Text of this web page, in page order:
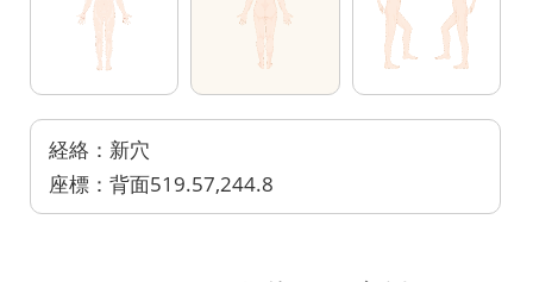
経絡：新穴
座標：背面519.57,244.8